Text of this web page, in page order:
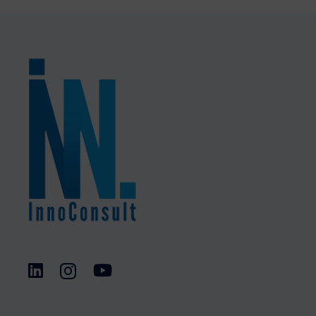
Gründungsidee
Beteiligte Consultants: 3
Projektdauer: 6 Woche(n)
lokale